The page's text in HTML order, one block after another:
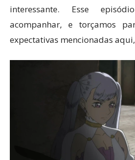
interessante. Esse
acompanhar, e torçamos
expectativas mencionadas